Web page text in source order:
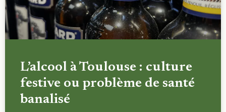
L’alcool à Toulouse : culture
festive ou problème de santé
banalisé